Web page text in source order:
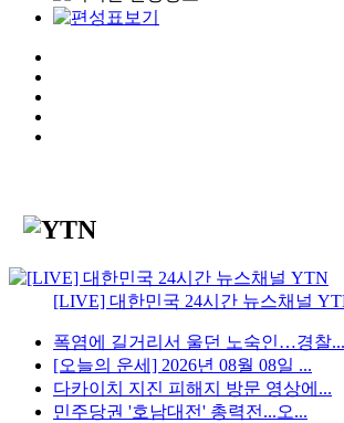
[LIVE] 대한민국 24시간 뉴스채널
폭염에 길거리서 울던 노숙인…경찰...
[오늘의 운세] 2026년 08월 08일 ...
다카이치 지진 피해지 방문 영상에...
민주당권 '호남대전' 총력전...오...